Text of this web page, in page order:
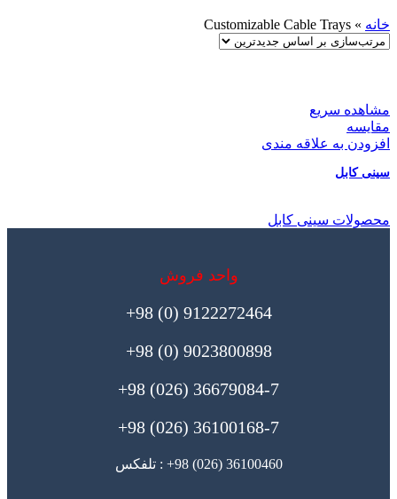
خانه »
Customizable Cable Trays
مشاهده سریع
مقایسه
افزودن به علاقه مندی
سینی کابل
محصولات سینی کابل
واحد فروش
9122272464 (0) 98+
9023800898 (0) 98+
36679084-7 (026) 98+
36100168-7 (026) 98+
36100460 (026) 98+ : تلفکس